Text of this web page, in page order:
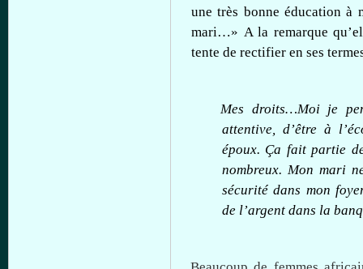
une très bonne éducation à
mari…» A la remarque
tente de rectifier en ses
Mes droits…Moi je
attentive, d’être à
époux. Ça faitpartie
nombreux. Mon mari
sécurité dans mon
de l’argent dans la